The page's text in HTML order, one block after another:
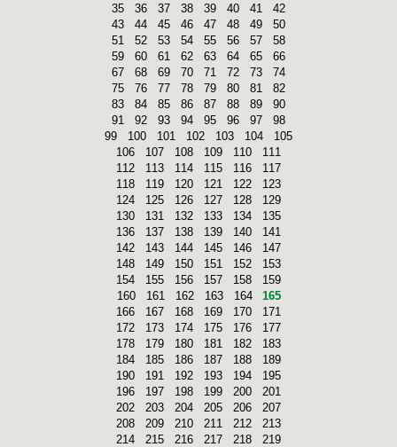
35
36 37 38 39 40 41
42
43
44 45 46 47 48 49
50
51
52 53 54 55 56 57
58
59
60 61 62 63 64 65
66
67
68 69 70 71 72 73
74
75
76 77 78 79 80 81
82
83
84 85 86 87 88 89
90
91
92 93 94 95 96 97
98
99
100 101 102 103 104
105
106
107 108 109 110
111
112
113 114 115 116
117
118
119 120 121 122
123
124
125 126 127 128
129
130
131 132 133 134
135
136
137 138 139 140
141
142
143 144 145 146
147
148
149 150 151 152
153
154
155 156 157 158
159
160
161 162 163 164
165
166
167 168 169 170
171
172
173 174 175 176
177
178
179 180 181 182
183
184
185 186 187 188
189
190
191 192 193 194
195
196
197 198 199 200
201
202
203 204 205 206
207
208
209 210 211 212
213
214
215 216 217 218
219